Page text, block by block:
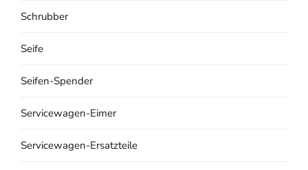
Schrubber
Seife
Seifen-Spender
Servicewagen-Eimer
Servicewagen-Ersatzteile